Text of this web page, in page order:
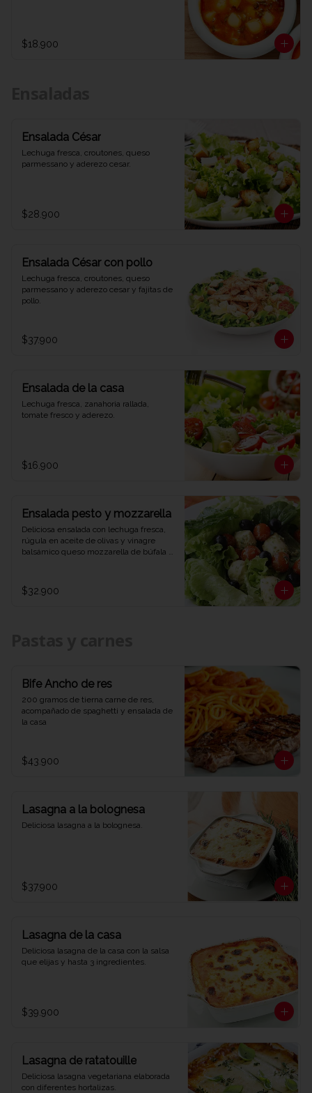
$18.900
Ensalada César
Lechuga fresca, croutones, queso
parmessano y aderezo cesar.
$28.900
Ensalada César con pollo
Lechuga fresca, croutones, queso
parmessano y aderezo cesar y fajitas de
pollo.
$37.900
Ensalada de la casa
Lechuga fresca, zanahoria rallada,
tomate fresco y aderezo.
$16.900
Ensalada pesto y mozzarella
Deliciosa ensalada con lechuga fresca,
rúgula en aceite de olivas y vinagre
balsámico queso mozzarella de búfala
$32.900
Bife Ancho de res
200 gramos de tierna carne de res,
acompañado de spaghetti y ensalada de
la casa
$43.900
Lasagna a la bolognesa
Deliciosa lasagna a la bolognesa.
$37.900
Lasagna de la casa
Deliciosa lasagna de la casa con la salsa
que elijas y hasta 3 ingredientes.
$39.900
Lasagna de ratatouille
Deliciosa lasagna vegetariana elaborada
con diferentes hortalizas.